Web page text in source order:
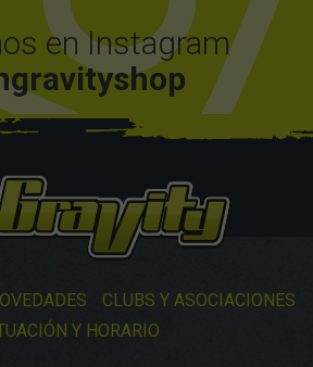
en Instagram
CLUBS Y ASOCIACIONES
Y HORARIO